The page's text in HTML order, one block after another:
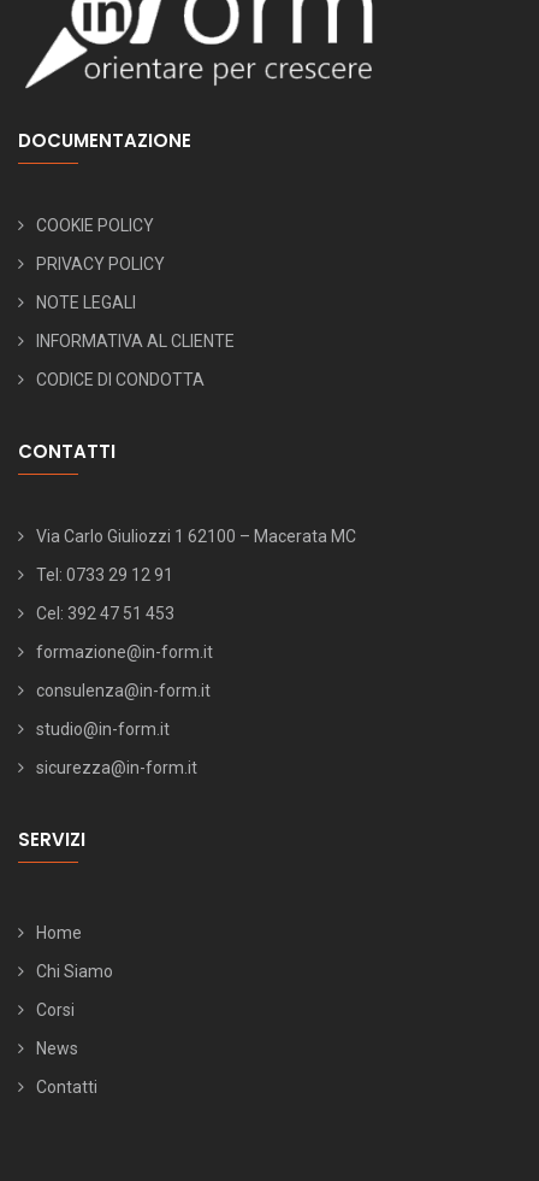
DOCUMENTAZIONE
COOKIE POLICY
PRIVACY POLICY
NOTE LEGALI
INFORMATIVA AL CLIENTE
CODICE DI CONDOTTA
CONTATTI
Via Carlo Giuliozzi 1 62100 – Macerata MC
Tel: 0733 29 12 91
Cel: 392 47 51 453
formazione@in-form.it
consulenza@in-form.it
studio@in-form.it
sicurezza@in-form.it
SERVIZI
Home
Chi Siamo
Corsi
News
Contatti